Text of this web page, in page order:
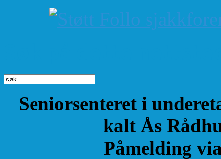
Seniorsenteret i
kalt Ås
Påmelding